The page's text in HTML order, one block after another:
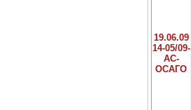
19.06.09
14-05/09-
АС-
ОСАГО